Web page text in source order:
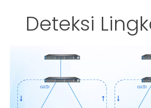
Deteksi